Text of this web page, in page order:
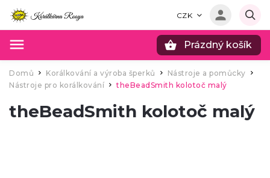
CZK
Prázdný košík
Domů / Korálkování a výroba šperků Nástroje a pomůcky
Nástroje pro korálkování / theBeadSmith kolotoč malý
theBeadSmith kolotoč malý